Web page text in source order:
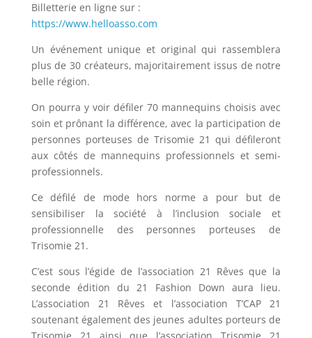
Billetterie en ligne sur :
https://www.helloasso.com
Un événement unique et original qui rassemblera
plus de 30 créateurs, majoritairement issus de notre
belle région.
On pourra y voir défiler 70 mannequins choisis avec
soin et prônant la différence, avec la participation de
personnes porteuses de Trisomie 21 qui défileront
aux côtés de mannequins professionnels et semi-
professionnels.
Ce défilé de mode hors norme a pour but de
sensibiliser la société à l’inclusion sociale et
professionnelle des personnes porteuses de
Trisomie 21.
C’est sous l’égide de l’association 21 Rêves que la
seconde édition du 21 Fashion Down aura lieu.
L’association 21 Rêves et l’association T’CAP 21
soutenant également des jeunes adultes porteurs de